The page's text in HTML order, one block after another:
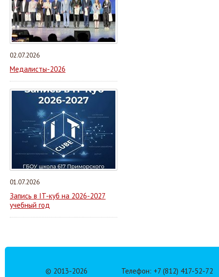
02.07.2026
Медалисты-2026
01.07.2026
Запись в IT-куб на 2026-2027
учебный год
© 2013-2026 Телефон: +7 (812) 417-52-72